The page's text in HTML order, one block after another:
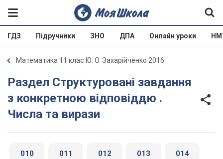
ГДЗ Підручники ЗНО ДПА Онлайн уроки
Математика 11 клас Ю. О. Захарійченко 2016
Раздел Структуровані завдання
з конкретною відповіддю .
Числа та вирази
010 011 012 013 014